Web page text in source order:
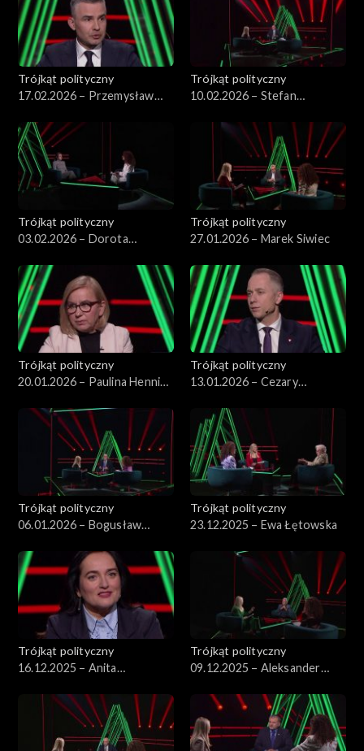
Trójkąt polityczny
17.02.2026 – Przemysław
Trójkąt polityczny
10.02.2026 – Stefan
Trójkąt polityczny
03.02.2026 – Dorota
Trójkąt polityczny
27.01.2026 – Marek Siwiec
Trójkąt polityczny
20.01.2026 – Paulina Hennig-
Trójkąt polityczny
13.01.2026 – Cezary
Trójkąt polityczny
06.01.2026 – Bogusław
Trójkąt polityczny
23.12.2025 – Ewa Łętowska
Trójkąt polityczny
16.12.2025 – Anita
Trójkąt polityczny
09.12.2025 – Aleksander